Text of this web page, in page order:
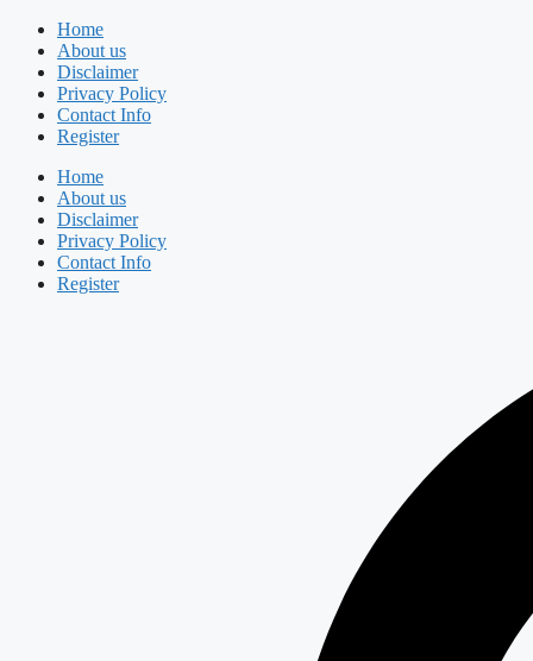
Skip
content
Home
About us
Disclaimer
Privacy Policy
Contact Info
Register
Home
About us
Disclaimer
Privacy Policy
Contact Info
Register